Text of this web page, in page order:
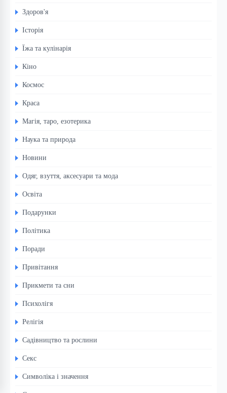
Здоров'я
Історія
Їжа та кулінарія
Кіно
Космос
Краса
Магія, таро, езотерика
Наука та природа
Новини
Одяг, взуття, аксесуари та мода
Освіта
Подарунки
Політика
Поради
Привітання
Прикмети та сни
Психолігя
Релігія
Садівництво та рослини
Секс
Символіка і значення